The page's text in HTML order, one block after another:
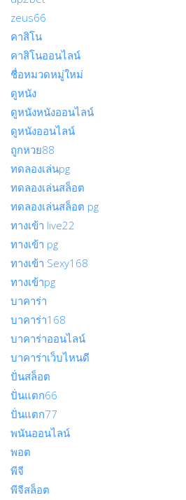
zeus66
คาสิโน
คาสิโนออนไลน์
ชื่อหมวดหมู่ใหม่
ดูหนัง
ดูหนังหนังออนไลน์
ดูหนังออนไลน์
ถูกหวย88
ทดลองเล่นpg
ทดลองเล่นสล็อต
ทดลองเล่นสล็อต pg
ทางเข้า live22
ทางเข้า pg
ทางเข้า Sexy168
ทางเข้าpg
บาคาร่า
บาคาร่า168
บาคาร่าออนไลน์
บาคาร่าเว็บไหนดี
ปั่นสล็อต
ปั่นแตก66
ปั่นแตก77
พนันออนไลน์
พอต
พีจี
พีจีสล็อต